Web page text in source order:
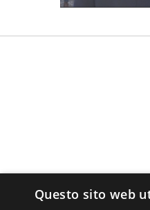
Questo sito web